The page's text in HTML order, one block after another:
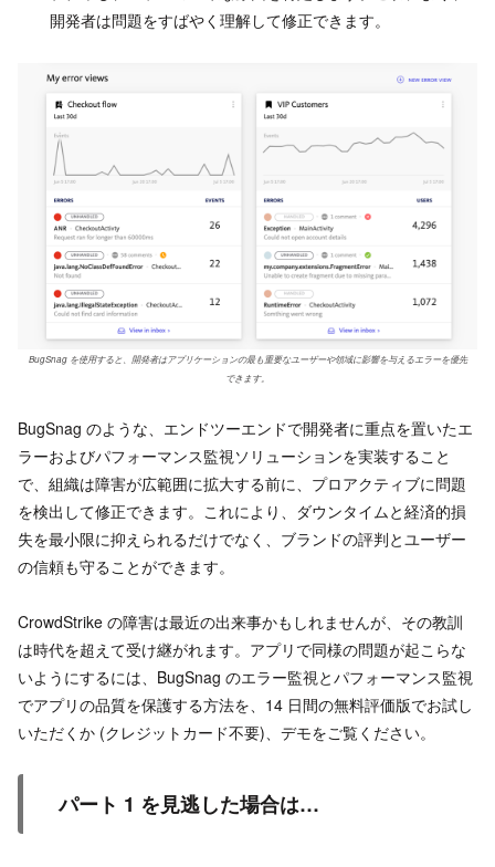
開発者は問題をすばやく理解して修正できます。
BugSnag を使用すると、開発者はアプリケーションの最も重要なユーザーや領域に影響を与えるエラーを優先
できます。
BugSnag のような、エンドツーエンドで開発者に重点を置いたエ
ラーおよびパフォーマンス監視ソリューションを実装すること
で、組織は障害が広範囲に拡大する前に、プロアクティブに問題
を検出して修正できます。これにより、ダウンタイムと経済的損
失を最小限に抑えられるだけでなく、ブランドの評判とユーザー
の信頼も守ることができます。
CrowdStrike の障害は最近の出来事かもしれませんが、その教訓
は時代を超えて受け継がれます。アプリで同様の問題が起こらな
いようにするには、BugSnag のエラー監視とパフォーマンス監視
でアプリの品質を保護する方法を、14 日間の無料評価版でお試し
いただくか (クレジットカード不要)、デモをご覧ください。
パート 1 を見逃した場合は…